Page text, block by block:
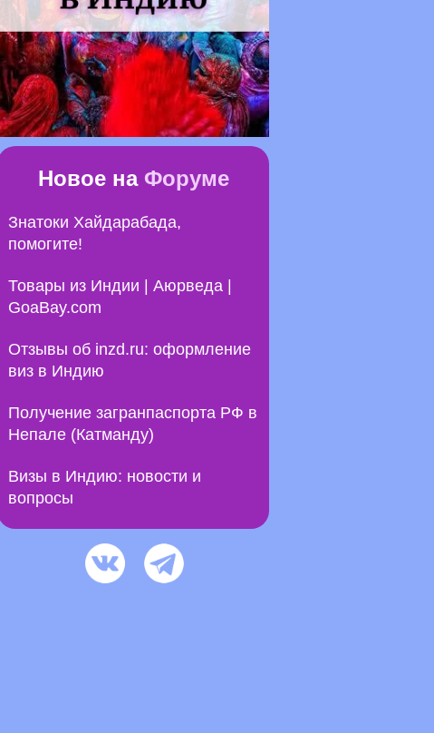
Новое на Форуме
Знатоки Хайдарабада,
помогите!
Товары из Индии | Аюрведа |
GoaBay.com
Отзывы об inzd.ru: оформление
виз в Индию
Получение загранпаспорта РФ в
Непале (Катманду)
Визы в Индию: новости и
вопросы